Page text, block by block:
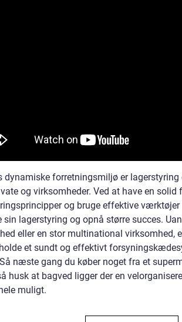
dynamiske forretningsmiljø er
og virksomheder. Ved at have en solid
og bruge effektive værktøjer
sin lagerstyring og opnå større succes.
eller en stor multinational virksomhed,
et sundt og effektivt
næste gang du køber noget fra et
husk at bagved ligger der en
muligt.